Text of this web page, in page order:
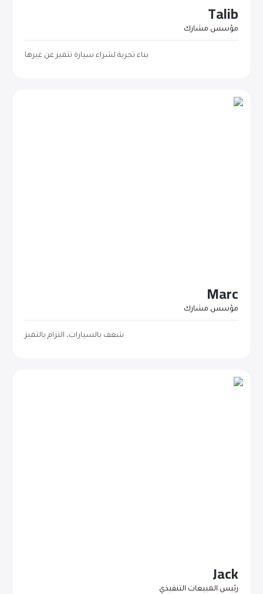
Talib
مؤسس مشارك
بناء تجربة لشراء سيارة تتميز عن غيرها
Marc
مؤسس مشارك
شغف بالسيارات، التزام بالتميز
Jack
رئيس المبيعات التنفيذي